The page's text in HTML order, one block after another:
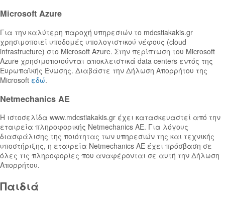
Microsoft Azure
Για την καλύτερη παροχή υπηρεσιών το mdcstiakakis.gr
χρησιμοποιεί υποδομές υπολογιστικού νέφους (cloud
infrastructure) στo Microsoft Azure. Στην περίπτωση του Microsoft
Azure χρησιμοποιούνται αποκλειστικά data centers εντός της
Ευρωπαϊκής Ένωσης. Διαβάστε την Δήλωση Απορρήτου της
Microsoft εδώ.
Netmechanics AE
Η ιστοσελίδα www.mdcstiakakis.gr έχει κατασκευαστεί από την
εταιρεία πληροφορικής Netmechanics AE. Για λόγους
διασφάλισης της ποιότητας των υπηρεσιών της και τεχνικής
υποστήριξης, η εταιρεία Netmechanics AE έχει πρόσβαση σε
όλες τις πληροφορίες που αναφέρονται σε αυτή την Δήλωση
Απορρήτου.
Παιδιά